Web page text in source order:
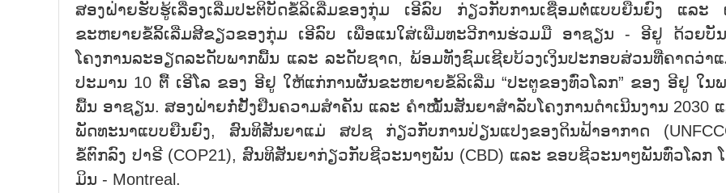
ສອງຝ່າຍຮັບຮູ້ເລື່ອງເລີ່ມປະຕິບັດຂໍ້ລິເລີ່ມຂອງກຸ່ມ ເອີລົບ ກ່ຽວກັບການເຊື່ອມຕໍ່ແບບຍືນຍົງ ແລະ
ຂະຫຍາຍຂໍ້ລິ້ເລີ່ມສີຂຽວຂອງກຸ່ມ ເອີລົບ ເພື່ອແນໃສ່ເພີ່ມທະວີການຮ່ວມມື ອາຊຽນ - ອີຢູ ດ້ວຍບັ
ໂຄງການລະອຽດລະດັບພາກພື້ນ ແລະ ລະດັບຊາດ, ພ້ອມທັງຊົມເຊີຍບ້ວງເງິນປະກອບສ່ວນທີ່ຄາດວ່າ
ປະມານ 10 ຕື້ ເອີໂລ ຂອງ ອີຢູ ໃຫ້ແກ່ການຜັນຂະຫຍາຍຂໍ້ລິເລີ່ມ “ປະຕູຂອງທົ່ວໂລກ” ຂອງ ອີຢູ ໃນ
ພື້ນ ອາຊຽນ. ສອງຝ່າຍກໍ່ຢັ້ງຢືນຄວາມສຳຄັນ ແລະ ຄຳໝັ້ນສັນຍາສຳລັບໂຄງການດຳເນີນງານ 2030
ພັດທະນາແບບຍືນຍົງ, ສົນທິສັນຍາແມ່ ສປຊ ກ່ຽວກັບການປ່ຽນແປງຂອງດິນຟ້າອາກາດ
ຂໍ້ຕົກລົງ ປາຣີ (COP21), ສົນທິສັນຍາກ່ຽວກັບຊີວະນາໆພັນ (CBD) ແລະ ຂອບຊີວະນາໆພັນທົ່ວໂລກ
ມິນ - Montreal.